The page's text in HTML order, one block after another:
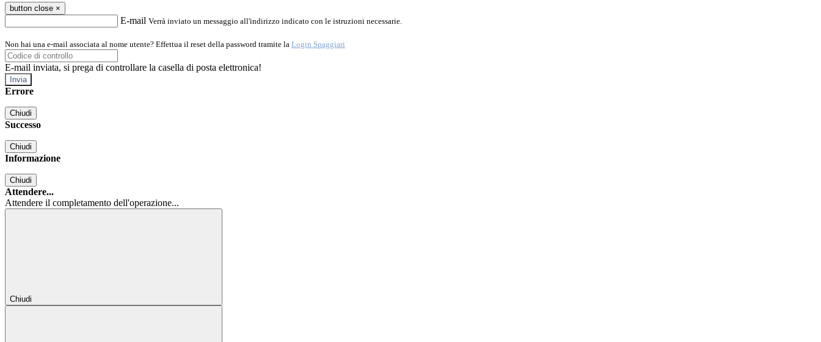
button close ×
E-mail Verrà inviato un messaggio all'indirizzo indicato con le istruzioni necessarie.
Non hai una e-mail associata al nome utente? Effettua il reset della password tramite la Login Spaggiari
E-mail inviata, si prega di controllare la casella di posta elettronica!
Errore
Chiudi
Successo
Chiudi
Informazione
Chiudi
Attendere...
Attendere il completamento dell'operazione...
Chiudi